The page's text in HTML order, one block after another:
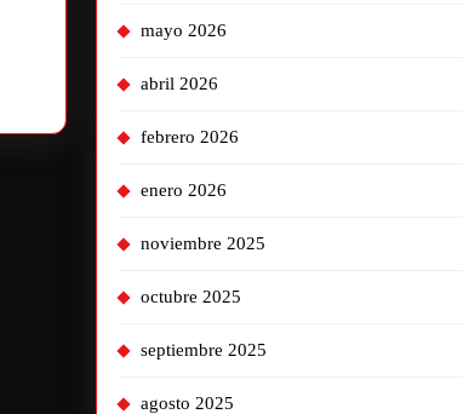
mayo 2026
abril 2026
febrero 2026
enero 2026
noviembre 2025
octubre 2025
septiembre 2025
agosto 2025